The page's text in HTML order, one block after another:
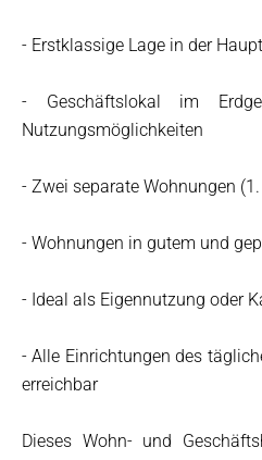
- Erstklassige Lage in der
- Geschäftslokal im
Nutzungsmöglichkeiten
- Zwei separate Wohnungen
- Wohnungen in gutem und
- Ideal als Eigennutzung oder
- Alle Einrichtungen des
erreichbar
Dieses Wohn- und